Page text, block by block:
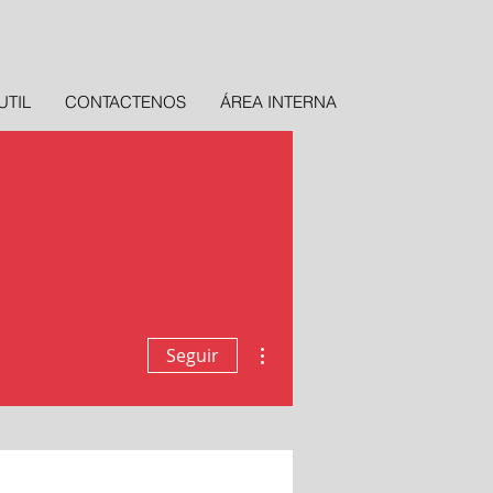
CONTACTENOS ÁREA INTERNA
Seguir